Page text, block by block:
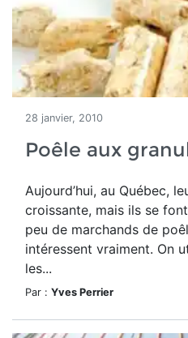
28 janvier, 2010
Poêle aux
Aujourd’hui, au Québec,
croissante, mais ils se
peu de marchands de
intéressent vraiment. On
les...
Par : Yves Perrier